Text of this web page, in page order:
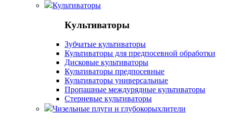
Культиваторы
Культиваторы
Зубчатые культиваторы
Культиваторы для предпосевной обработки
Дисковые культиваторы
Культиваторы предпосевные
Культиваторы универсальные
Пропашные междурядные культиваторы
Стерневые культиваторы
Чизельные плуги и глубокорыхлители